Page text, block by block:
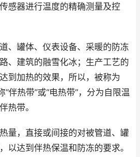
感器进行温度的精确测量及控
、罐体、仪表设备、采暖的防冻
、建筑的融雪化冰；生产工艺的
到加热的效果，所以，被称为
“伴热带”或“电热带”，分为自限温
热带。
量，直接或间接的对被管道、罐
以达到伴热保温和防冻的要求。